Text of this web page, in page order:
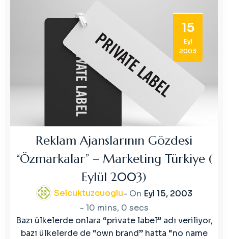
15
Eyl
2003
Reklam Ajanslarının Gözdesi
“Özmarkalar” – Marketing Türkiye (
Eylül 2003)
Selcuktuzcuoglu- On Eyl 15, 2003
- 10 mins, 0 secs
Bazı ülkelerde onlara “private label” adı veriliyor,
bazı ülkelerde de “own brand” hatta “no name